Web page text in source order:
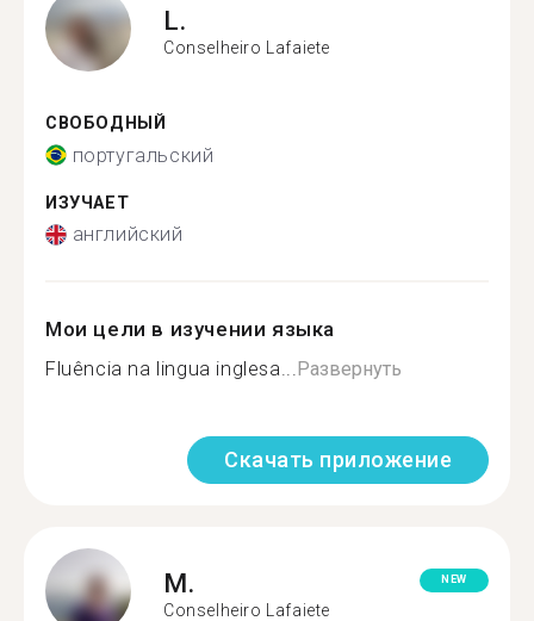
L.
Conselheiro Lafaiete
СВОБОДНЫЙ
португальский
ИЗУЧАЕТ
английский
Мои цели в изучении языка
Fluência na lingua inglesa...Развернуть
Скачать приложение
M.
Conselheiro Lafaiete
NEW